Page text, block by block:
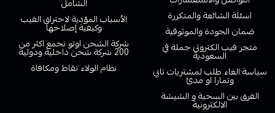
اسئلة الشائعة والمتكررة
ضمان الجودة والموثوقية
متجر فيب الكتروني جملة في
السعودية
سياسة الغاء طلب لمشتريات تابي
وتمارا او مدئ
الفرق بين السحبة و الشيشة
الالكترونية
الأسباب المؤدية لاحتراق الفيب
وكيفية إصلاحها
شركة الشحن اوتو تجمع اكثر من
200 شركة شحن داخلية ودولية
نظام الولاء نقاط ومكافاة